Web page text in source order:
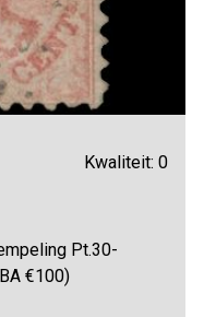
Kwaliteit: 0
Pt.30-
€100)